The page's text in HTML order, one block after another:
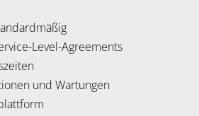
Level-Agreements
und Wartungen